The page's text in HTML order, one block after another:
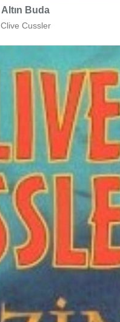
Altın Buda
Clive Cussler